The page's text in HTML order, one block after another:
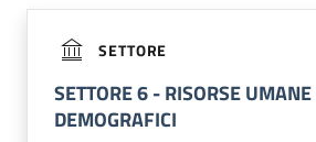
SETTORE
SETTORE 6 - RISORSE
DEMOGRAFICI